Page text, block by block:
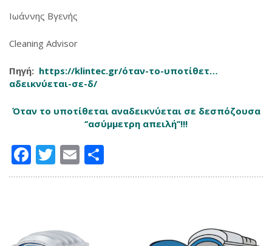
Ιωάννης Βγενής
Cleaning Advisor
Πηγή: https://klintec.gr/όταν-το-υποτίθετ…
αδεικνύεται-σε-δ/
Όταν το υποτίθεται αναδεικνύεται σε δεσπόζουσα
‘’ασύμμετρη απειλή’’!!!
Facebook
Twitter
Email